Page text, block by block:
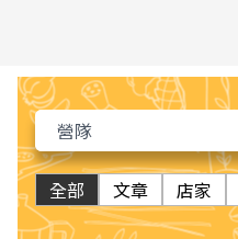
全部 文章 店家